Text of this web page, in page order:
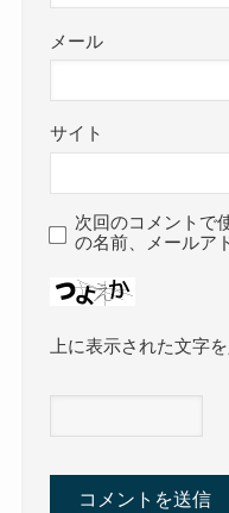
メール
サイト
次回のコメントで
の名前、メールア
上に表示された文字